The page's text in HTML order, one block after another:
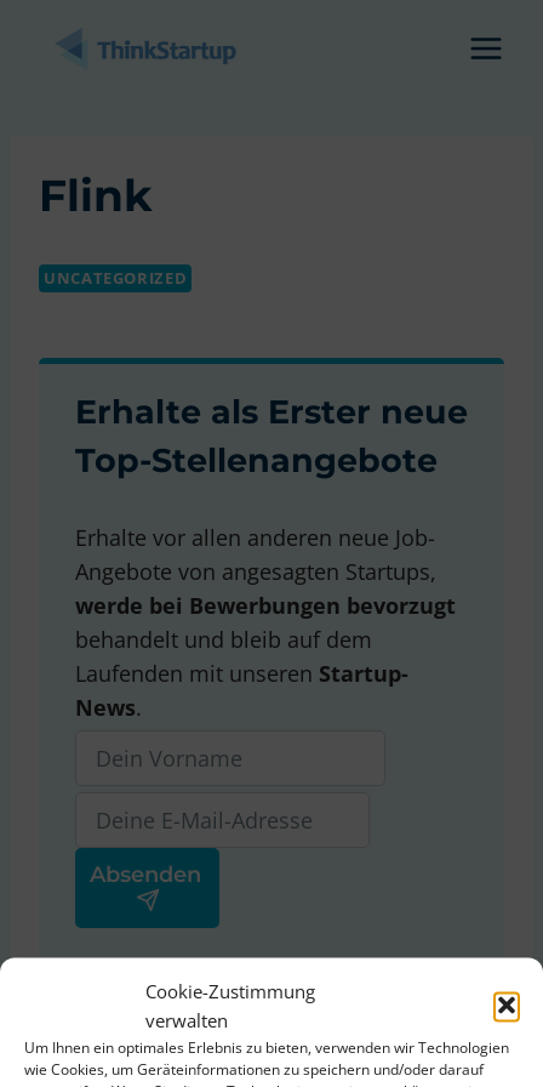
Cookie-Zustimmung
verwalten
Um Ihnen ein optimales Erlebnis zu bieten, verwenden wir Technologien
wie Cookies, um Geräteinformationen zu speichern und/oder darauf
Flink
UNCATEGORIZED
Erhalte als Erster neue
Top-Stellenangebote
Erhalte vor allen anderen neue Job-
Angebote von angesagten Startups,
werde bei Bewerbungen bevorzugt
behandelt und bleib auf dem
Laufenden mit unseren Startup-
News.
Datenschutzerklärungvon
ThinkStartup zu.